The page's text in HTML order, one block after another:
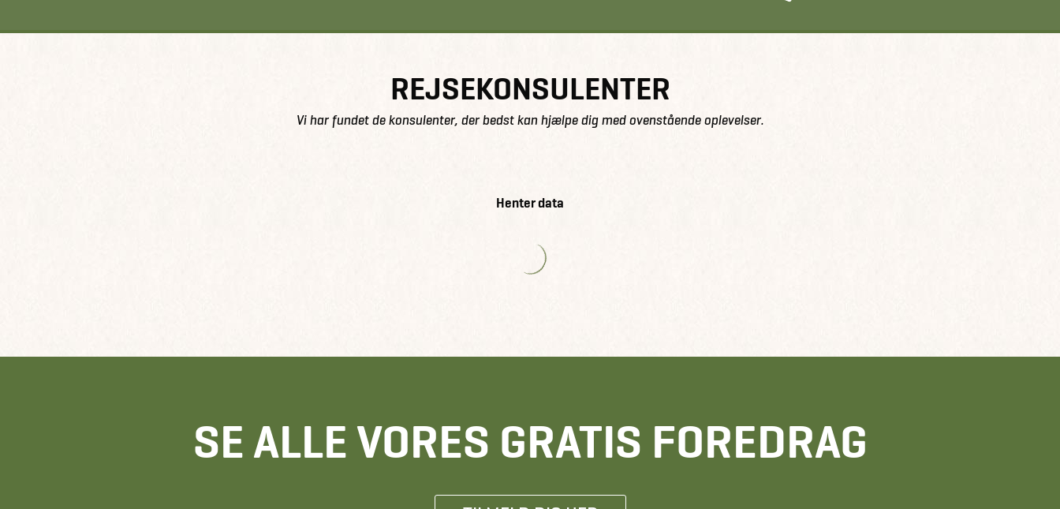
REJSEKONSULENTER
Vi har fundet de konsulenter, der bedst kan hjælpe dig med ovenstående oplevelser.
Henter data
SE ALLE VORES GRATIS FOREDRAG